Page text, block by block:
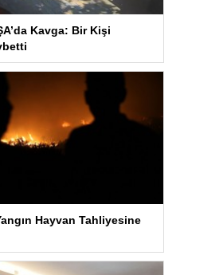
Kavga: Bir Kişi
Hayvan Tahliyesine